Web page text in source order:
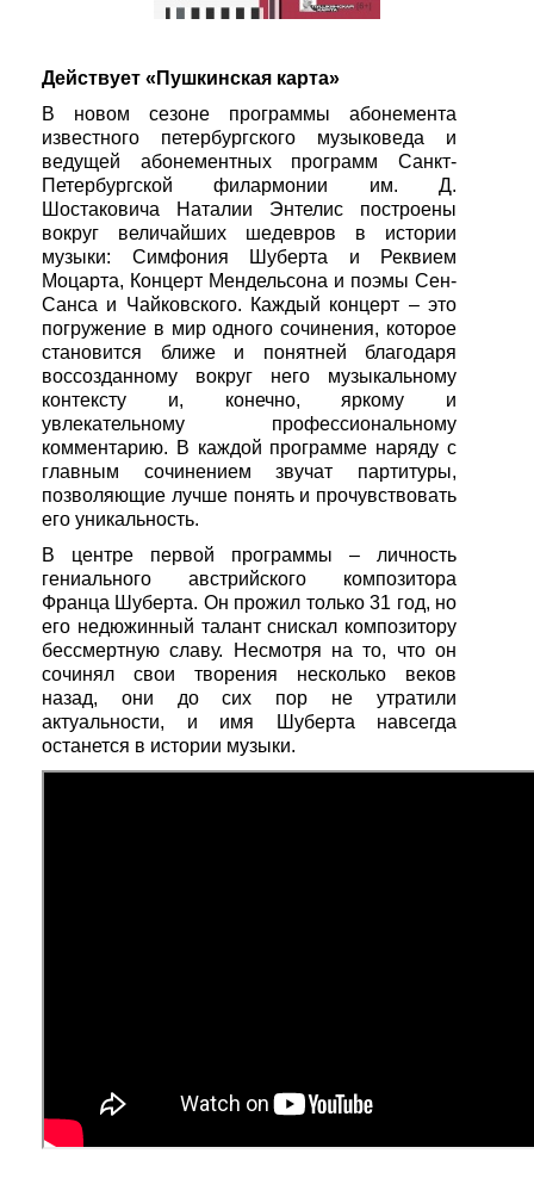
Действует «Пушкинская карта»
В новом сезоне программы абонемента
известного петербургского музыковеда и
ведущей абонементных программ Санкт-
Петербургской филармонии им. Д.
Шостаковича Наталии Энтелис построены
вокруг величайших шедевров в истории
музыки: Симфония Шуберта и Реквием
Моцарта, Концерт Мендельсона и поэмы Сен-
Санса и Чайковского. Каждый концерт – это
погружение в мир одного сочинения, которое
становится ближе и понятней благодаря
воссозданному вокруг него музыкальному
контексту и, конечно, яркому и
увлекательному профессиональному
комментарию. В каждой программе наряду с
главным сочинением звучат партитуры,
позволяющие лучше понять и прочувствовать
его уникальность.
В центре первой программы – личность
гениального австрийского композитора
Франца Шуберта. Он прожил только 31 год, но
его недюжинный талант снискал композитору
бессмертную славу. Несмотря на то, что он
сочинял свои творения несколько веков
назад, они до сих пор не утратили
актуальности, и имя Шуберта навсегда
останется в истории музыки.